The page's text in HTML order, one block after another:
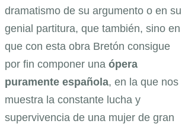
dramatismo de su argumento o en su
genial partitura, que también, sino en
que con esta obra Bretón consigue
por fin componer una ópera
puramente española, en la que nos
muestra la constante lucha y
supervivencia de una mujer de gran